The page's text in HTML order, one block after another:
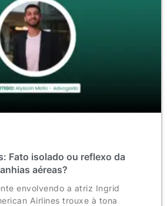
Fato isolado ou reflexo da
aéreas?
envolvendo a atriz Ingrid
Airlines trouxe à tona